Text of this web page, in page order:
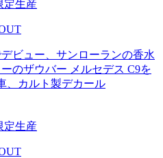
定生産
デビュー、サンローランの香水
のザウバー メルセデス C9を
、カルト製デカール
定生産